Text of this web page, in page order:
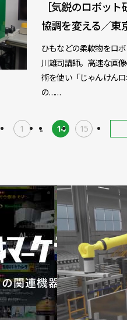
［気鋭のロボッ
協調を変える／東
ひもなどの柔軟物をロ
川雄司講師。高速な画
術を使い「じゃんけん
の……
1 ... 14 15